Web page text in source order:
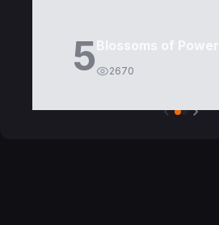
5Blossoms of Power
2670